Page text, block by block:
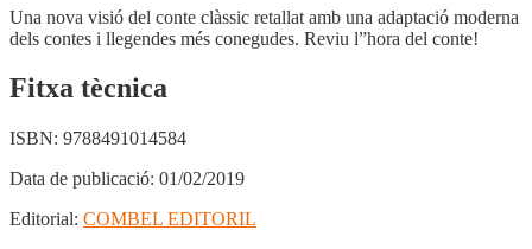
Una nova visió del conte clàssic retallat amb una adaptació moderna
dels contes i llegendes més conegudes. Reviu l”hora del conte!
Fitxa tècnica
ISBN: 9788491014584
Data de publicació: 01/02/2019
Editorial: COMBEL EDITORIL